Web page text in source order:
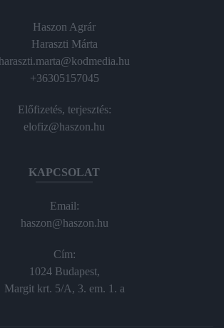
Haszon Agrár
Haraszti Márta
haraszti.marta@kodmedia.hu
+36305157045
Előfizetés, terjesztés:
elofiz@haszon.hu
KAPCSOLAT
Email:
haszon@haszon.hu
Cím:
1024 Budapest,
Margit krt. 5/A, 3. em. 1. a